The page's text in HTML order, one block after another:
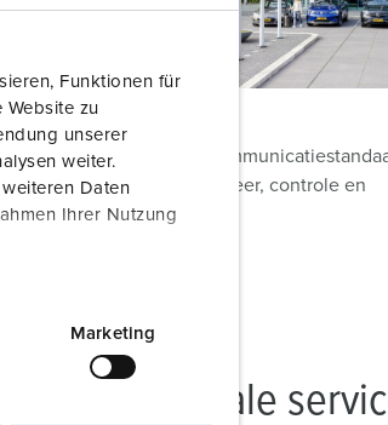
Funktionen für
zu
unserer
weiter.
Daten
Ihrer Nutzung
Marketing
modem en de open
software voor beheer, controle en
- een speciale